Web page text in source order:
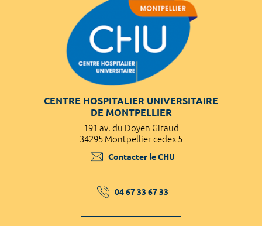
CENTRE HOSPITALIER UNIVERSITAIRE
DE MONTPELLIER
191 av. du Doyen Giraud
34295 Montpellier cedex 5
Contacter le CHU
04 67 33 67 33